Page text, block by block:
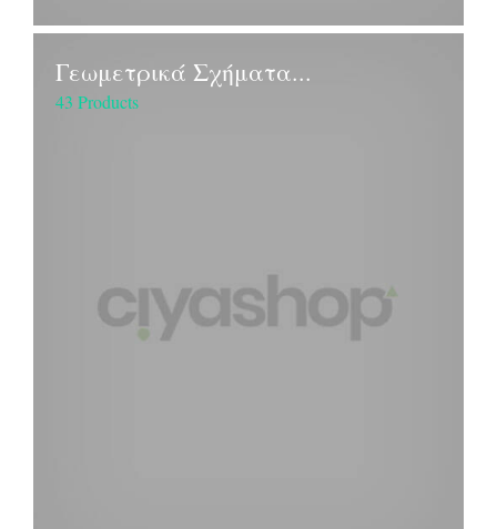
Γεωμετρικά Σχήματα...
43 Products